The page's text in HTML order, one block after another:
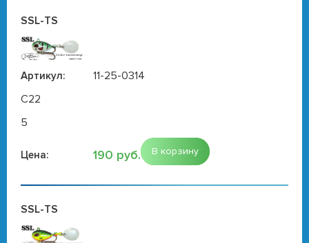
SSL-TS
Артикул:
11-25-0314
C22
5
Цена: 190 руб. В корзину
SSL-TS